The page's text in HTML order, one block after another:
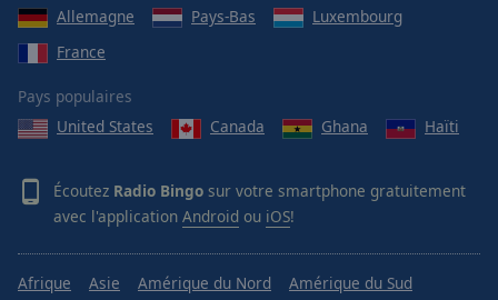
Allemagne
Pays-Bas
Luxembourg
France
Pays populaires
United States
Canada Ghana Haïti
Écoutez Radio Bingo sur votre smartphone gratuitement
avec l'application Android ou iOS!
Afrique Asie Amérique du Nord
Amérique du Sud